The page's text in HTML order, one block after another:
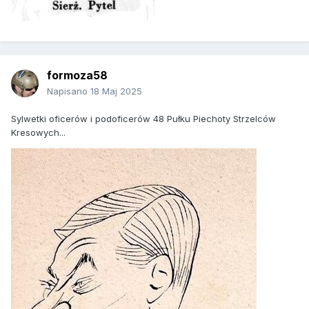
formoza58
Napisano 18 Maj 2025
Sylwetki oficerów i podoficerów 48 Pułku Piechoty Strzelców
Kresowych...